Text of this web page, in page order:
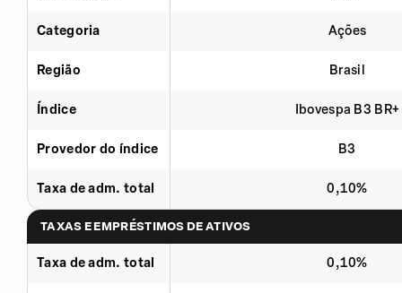
Categoria Ações
Região Brasil
Índice Ibovespa B3 BR+
Provedor do índice B3
Taxa de adm. total 0,10%
TAXAS E EMPRÉSTIMOS DE ATIVOS
Taxa de adm. total 0,10%